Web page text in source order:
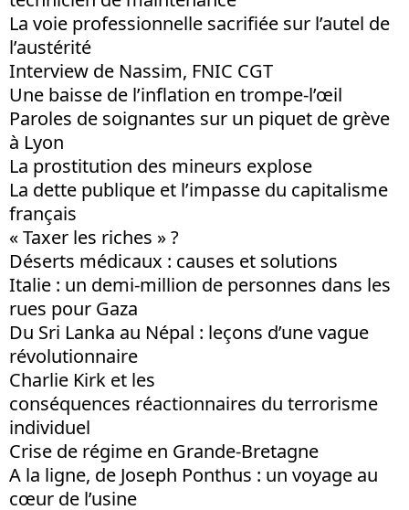
La voie professionnelle sacrifiée sur l’autel de
l’austérité
Interview de Nassim, FNIC CGT
Une baisse de l’inflation en trompe-l’œil
Paroles de soignantes sur un piquet de grève
à Lyon
La prostitution des mineurs explose
La dette publique et l’impasse du capitalisme
français
« Taxer les riches » ?
Déserts médicaux : causes et solutions
Italie : un demi-million de personnes dans les
rues pour Gaza
Du Sri Lanka au Népal : leçons d’une vague
révolutionnaire
Charlie Kirk et les
conséquences réactionnaires du terrorisme
individuel
Crise de régime en Grande-Bretagne
A la ligne, de Joseph Ponthus : un voyage au
cœur de l’usine